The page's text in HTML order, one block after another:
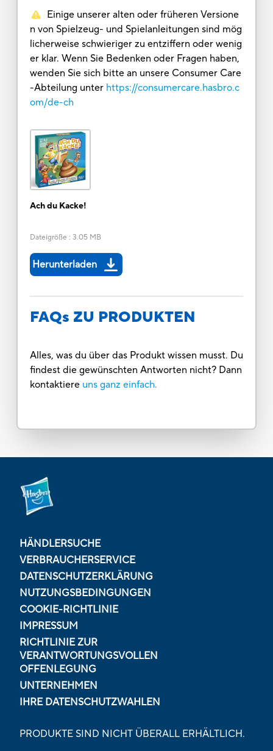
Einige unserer alten oder früheren Versione
n von Spielzeug- und Spielanleitungen sind mög
licherweise schwieriger zu entziffern oder wenig
er klar. Wenn Sie Bedenken oder Fragen haben,
wenden Sie sich bitte an unsere Consumer Care
-Abteilung unter https://consumercare.hasbro.c
om/de-ch
Ach du Kacke!
Dateigröße : 3.05 MB
Herunterladen
FAQs ZU PRODUKTEN
Alles, was du über das Produkt wissen musst. Du
findest die gewünschten Antworten nicht? Dann
kontaktiere uns ganz einfach.
HÄNDLERSUCHE
VERBRAUCHERSERVICE
DATENSCHUTZERKLÄRUNG
NUTZUNGSBEDINGUNGEN
COOKIE-RICHTLINIE
IMPRESSUM
RICHTLINIE ZUR
VERANTWORTUNGSVOLLEN
OFFENLEGUNG
UNTERNEHMEN
IHRE DATENSCHUTZWAHLEN
PRODUKTE SIND NICHT ÜBERALL ERHÄLTLICH.